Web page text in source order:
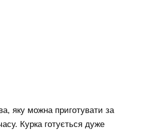
яку можна приготувати за
Курка готується дуже